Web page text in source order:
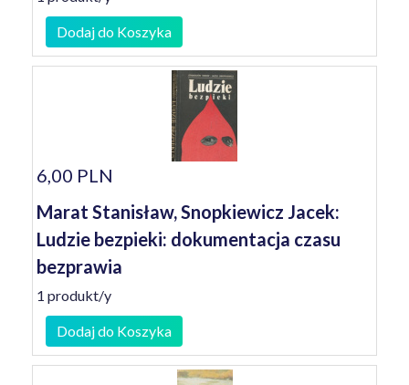
Dodaj do Koszyka
6,00 PLN
Marat Stanisław, Snopkiewicz Jacek:
Ludzie bezpieki: dokumentacja czasu
bezprawia
1 produkt/y
Dodaj do Koszyka